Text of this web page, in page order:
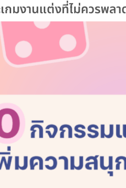
กมงานแต่งที่ไม่ควรพล